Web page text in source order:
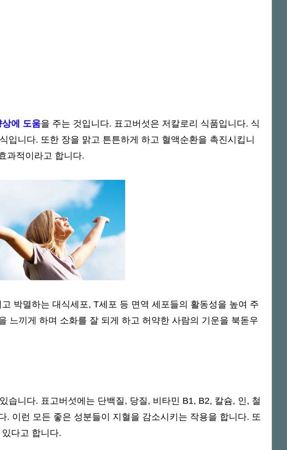
에 도움을 주는 것입니다. 표고버섯은 저칼로리 식품입니다. 식
입니다. 또한 장을 맑고 튼튼하게 하고 혈액순환을 촉진시킵니
과적이라고 합니다.
박멸하는 대식세포, T세포 등 면역 세포들의 활동성을 높여 주
느끼게 하며 소화를 잘 되게 하고 허약한 사람의 기운을 북돋우
습니다. 표고버섯에는 단백질, 당질, 비타민 B1, B2, 칼슘, 인, 철
. 이런 모든 좋은 성분들이 지혈을 감소시키는 작용을 합니다. 또
다고 합니다.